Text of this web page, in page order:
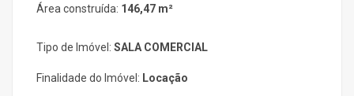
Área construída: 146,47 m²
Tipo de Imóvel: SALA COMERCIAL
Finalidade do Imóvel: Locação